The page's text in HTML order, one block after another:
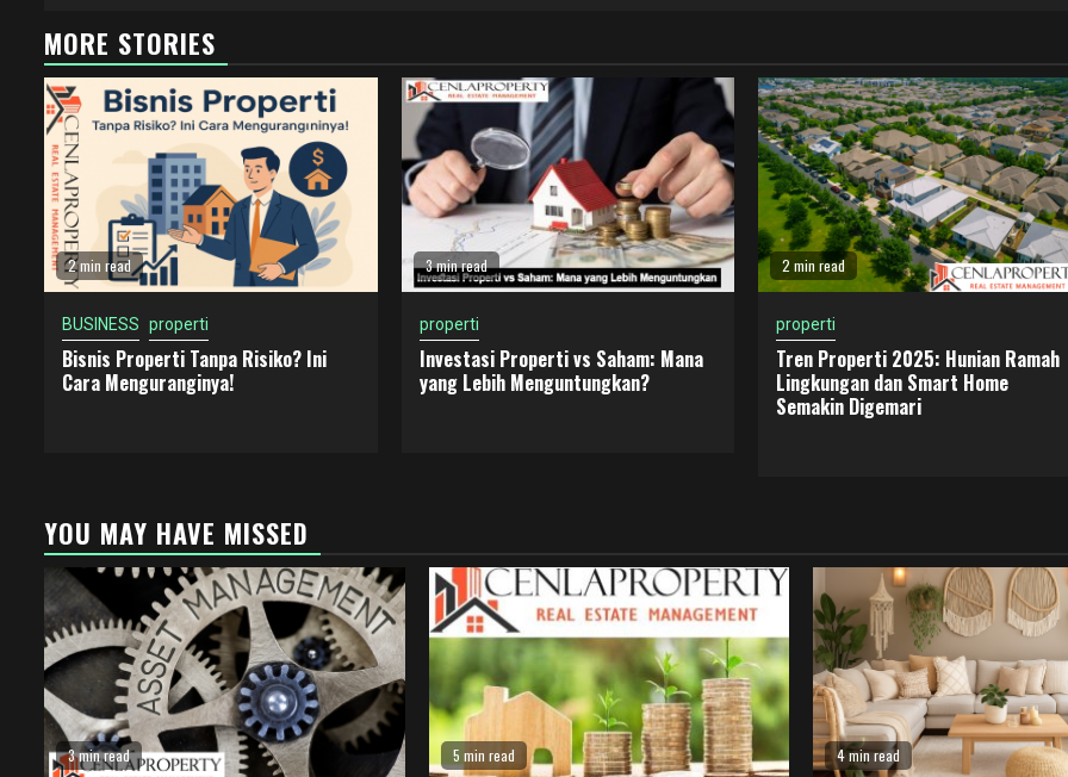
MORE STORIES
2 min read
BUSINESS properti
Bisnis Properti Tanpa Risiko? Ini
Cara Menguranginya!
3 min read
properti
Investasi Properti vs Saham: Mana
yang Lebih Menguntungkan?
2 min read
properti
Tren Properti 2025: Hunian Ramah
Lingkungan dan Smart Home
Semakin Digemari
YOU MAY HAVE MISSED
3 min read 5 min read 4 min read